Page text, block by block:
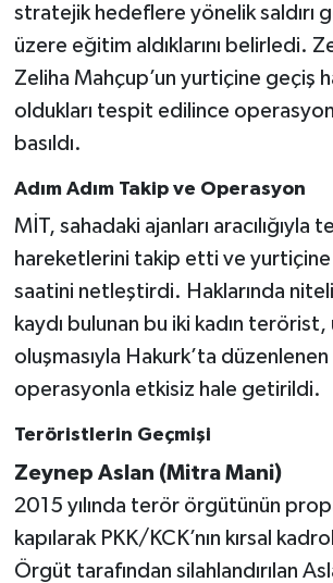
stratejik hedeflere yönelik saldırı
üzere eğitim aldıklarını belirledi.
Zeliha Mahçup’un yurtiçine geçiş
oldukları tespit edilince
basıldı.
Adım Adım Takip ve Operasyon
MİT, sahadaki ajanları aracılığıyla
hareketlerini takip etti ve
saatini netleştirdi. Haklarında
kaydı bulunan bu iki kadın terörist,
oluşmasıyla Hakurk’ta
operasyonla etkisiz hale getirildi.
Teröristlerin Geçmişi
Zeynep Aslan (Mitra Mani)
2015 yılında terör örgütünün
kapılarak PKK/KCK’nın kırsal
Örgüt tarafından silahlandırılan